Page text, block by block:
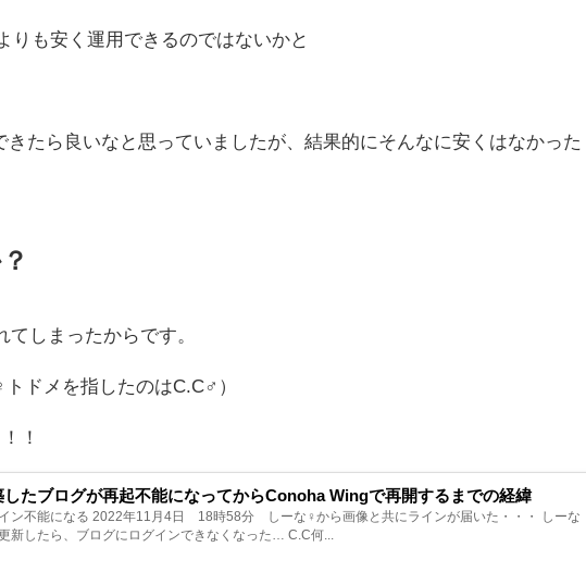
りも安く運用できるのではないかと
きたら良いなと思っていましたが、結果的にそんなに安くはなかった
しまったからです。
ドメを指したのはC.C♂）
！
したブログが再起不能になってからConoha Wingで再開するまでの経緯
ン不能になる 2022年11月4日 18時58分 しーな♀から画像と共にラインが届いた・・・ しーな
新したら、ブログにログインできなくなった… C.C何...